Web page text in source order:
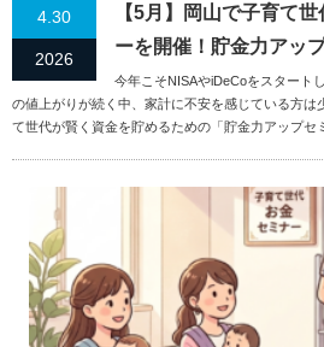
4.30
2026
【5月】岡山で子育て
ーを開催！貯金力アッ
今年こそNISAやiDeCoをスタート
の値上がりが続く中、家計に不安を感じている方は
て世代が賢く資金を貯めるための「貯金力アップセ